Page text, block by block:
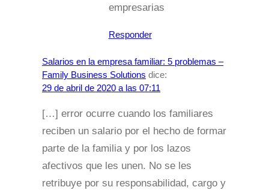
empresarias
Responder
Salarios en la empresa familiar: 5 problemas –
Family Business Solutions dice:
29 de abril de 2020 a las 07:11
[…] error ocurre cuando los familiares
reciben un salario por el hecho de formar
parte de la familia y por los lazos
afectivos que les unen. No se les
retribuye por su responsabilidad, cargo y